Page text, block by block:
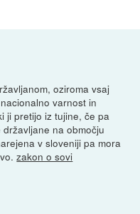
oziroma vsaj
varnost in
ji pretijo iz tujine, če pa
na območju
v sloveniji pa mora
zakon o sovi